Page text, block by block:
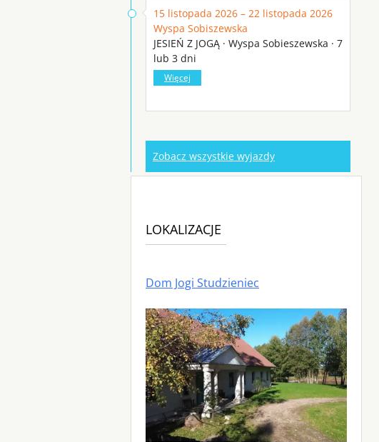
15 listopada 2026 – 22 listopada 2026
Wyspa Sobiszewska
JESIEŃ Z JOGĄ · Wyspa Sobieszewska · 7
lub 3 dni
Więcej
Zobacz wszystkie wyjazdy
LOKALIZACJE
Dom Jogi Studzieniec